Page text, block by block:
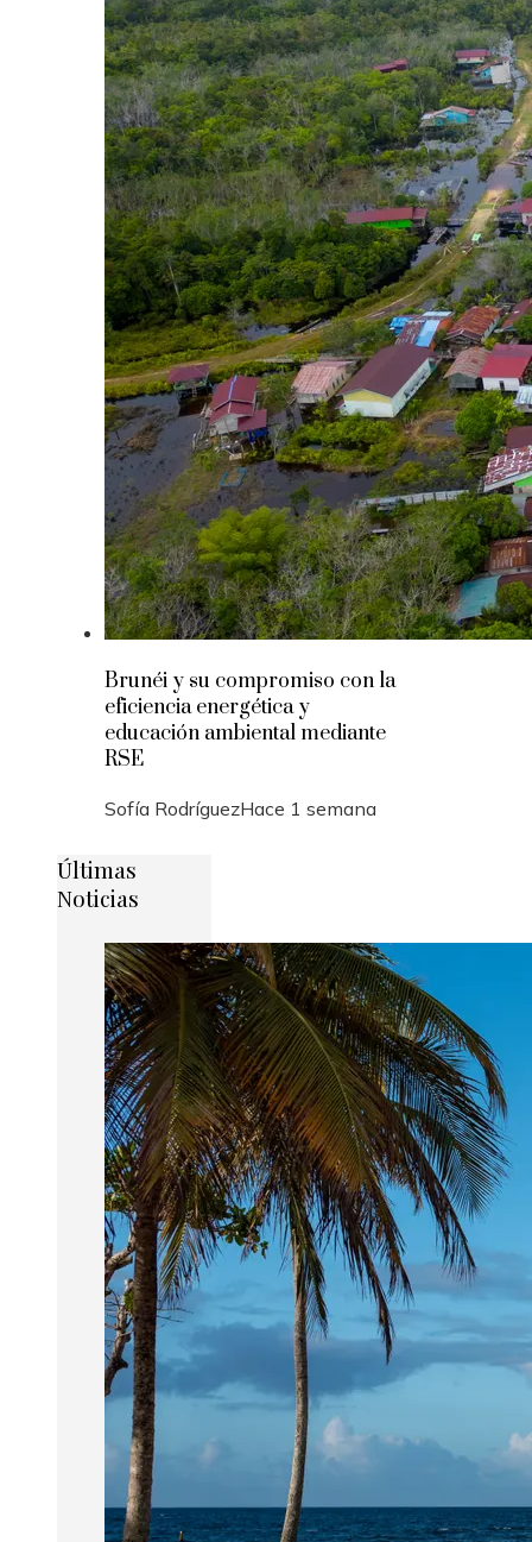
Brunéi y su compromiso con la
eficiencia energética y
educación ambiental mediante
RSE
Sofía RodríguezHace 1 semana
Últimas
Noticias